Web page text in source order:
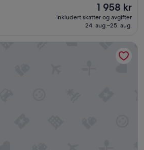
Prisen
er
1 958 kr
1 958 kr
inkludert skatter og avgifter
24. aug.–25. aug.